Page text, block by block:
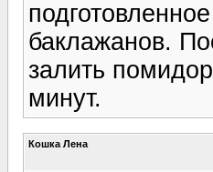
баклажанов.
залить
минут.
Кошка Лена